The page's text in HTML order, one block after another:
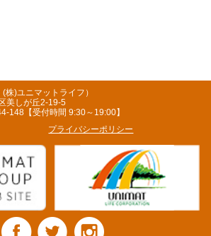
)ユニマットライフ）
美しが丘2-19-5
148【受付時間 9:30～19:00】
プライバシーポリシー